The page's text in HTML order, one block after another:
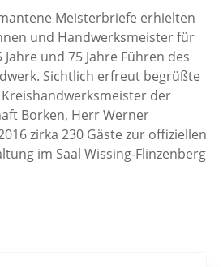
Meisterbriefe erhielten
und Handwerksmeister für
Jahre und 75 Jahre Führen des
Sichtlich erfreut begrüßte
der
Borken, Herr Werner
zirka 230 Gäste zur offiziellen
im Saal Wissing-Flinzenberg